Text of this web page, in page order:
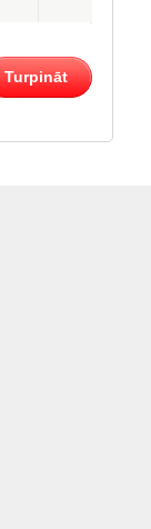
Turpināt